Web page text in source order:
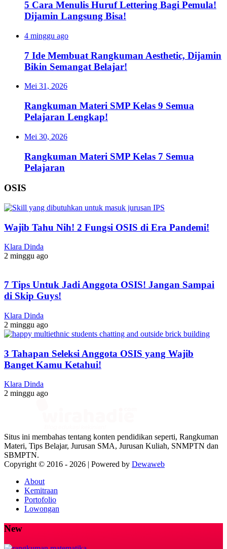
5 Cara Menulis Huruf Lettering Bagi Pemula!
Dijamin Langsung Bisa!
4 minggu ago
7 Ide Membuat Rangkuman Aesthetic, Dijamin
Bikin Semangat Belajar!
Mei 31, 2026
Rangkuman Materi SMP Kelas 9 Semua
Pelajaran Lengkap!
Mei 30, 2026
Rangkuman Materi SMP Kelas 7 Semua
Pelajaran
OSIS
Wajib Tahu Nih! 2 Fungsi OSIS di Era Pandemi!
Klara Dinda
2 minggu ago
7 Tips Untuk Jadi Anggota OSIS! Jangan Sampai
di Skip Guys!
Klara Dinda
2 minggu ago
3 Tahapan Seleksi Anggota OSIS yang Wajib
Banget Kamu Ketahui!
Klara Dinda
2 minggu ago
Situs ini membahas tentang konten pendidikan seperti, Rangkuman
Materi, Tips Belajar, Jurusan SMA, Jurusan Kuliah, SNMPTN dan
SBMPTN.
Copyright © 2016 - 2026 | Powered by Dewaweb
About
Kemitraan
Portofolio
Lowongan
New